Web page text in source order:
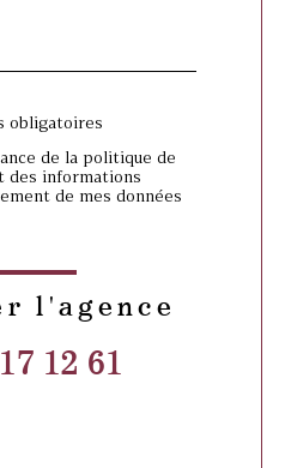
obligatoires
de la politique de
des informations
de mes données
l'agence
12 61